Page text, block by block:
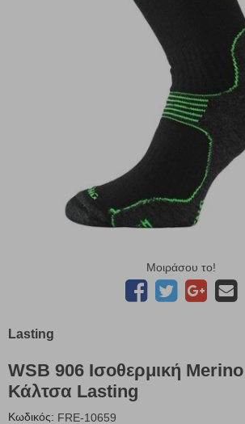
Μοιράσου το!
Lasting
WSB 906 Ισοθερμική
Κάλτσα Lasting
Κωδικός: FRE-10659